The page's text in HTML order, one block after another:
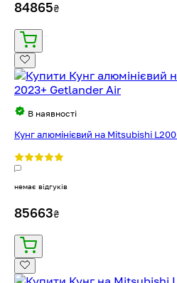
84865₴
В наявності
Кунг алюмінієвий на Mitsubishi
немає відгуків
85663₴